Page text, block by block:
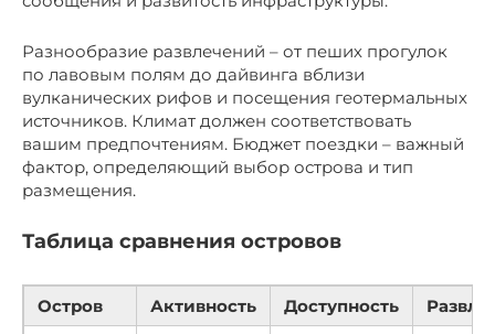
Разнообразие развлечений – от пеших прогулок
по лавовым полям до дайвинга вблизи
вулканических рифов и посещения геотермальных
источников. Климат должен соответствовать
вашим предпочтениям. Бюджет поездки – важный
фактор, определяющий выбор острова и тип
размещения.
Таблица сравнения островов
Остров Активность Доступность